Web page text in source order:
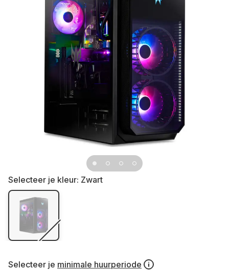
Selecteer je kleur: Zwart
Selecteer je minimale huurperiode